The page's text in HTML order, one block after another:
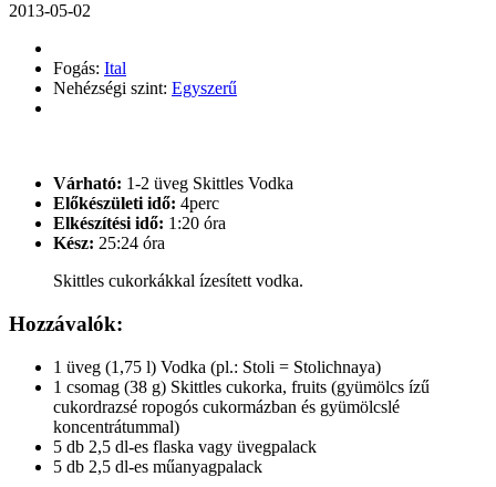
2013-05-02
Fogás: Ital
Nehézségi szint: Egyszerű
Várható: 1-2 üveg Skittles Vodka
Előkészületi idő: 4perc
Elkészítési idő: 1:20 óra
Kész: 25:24 óra
Skittles cukorkákkal ízesített vodka.
Hozzávalók:
1 üveg (1,75 l) Vodka (pl.: Stoli = Stolichnaya)
1 csomag (38 g) Skittles cukorka, fruits (gyümölcs ízű
cukordrazsé ropogós cukormázban és gyümölcslé
koncentrátummal)
5 db 2,5 dl-es flaska vagy üvegpalack
5 db 2,5 dl-es műanyagpalack